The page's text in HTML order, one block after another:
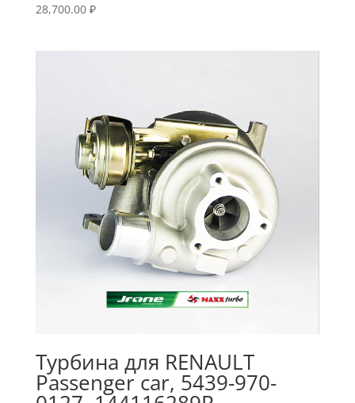
28,700.00 ₽
Турбина для RENAULT
Passenger car, 5439-970-